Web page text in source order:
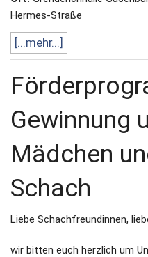
Hermes-Straße
[...mehr...]
Gewinnung
Mädchen
Schach
Liebe Schachfreundinnen,
wir bitten euch herzlich um